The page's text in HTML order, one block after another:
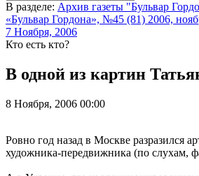
В разделе: Архив газеты "Бульвар
«Бульвар Гордона», №45 (81) 2006,
7 Ноября, 2006
Кто есть кто?
В одной из картин
8 Ноября, 2006 00:00
Ровно год назад в Москве разразился
художника-передвижника (по слухам,